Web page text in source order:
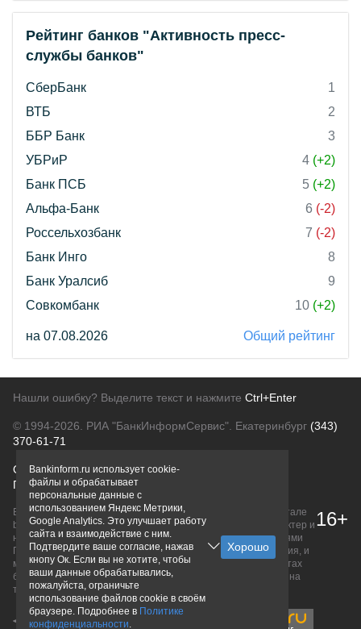
Рейтинг банков "Активность пресс-
службы банков"
СберБанк
1
ВТБ
2
ББР Банк
3
УБРиР
4 (+2)
Банк ПСБ
5 (+2)
Альфа-Банк
6 (-2)
Россельхозбанк
7 (-2)
Банк Инго
8
Банк Уралсиб
9
Совкомбанк
10 (+2)
на 07.08.2026 Общий рейтинг
Нашли ошибку? Выделите текст и нажмите Ctrl+Enter
© 1994-2026. РИА "БанкИнформСервис". Екатеринбург (343)
370-61-71
О проектеПолитика конфиденциальности
Правовая информацияДля рекламодателей
Вся информация о продуктах банков, размещенная на портале
bankinform.ru, носит исключительно ознакомительный характер и
не является публичной офертой, определяемой положениями
ГК РФ. Информация не содержит точного и полного описания, и
может быть изменена. Конечные условия уточняйте на сайтах
банков или при личном обращении. Исключительное право на
товарные знаки принадлежит их правообладателям.
16+
Bankinform.ru использует cookie-
файлы и обрабатывает
персональные данные с
использованием Яндекс Метрики,
Google Analytics. Это улучшает работу
сайта и взаимодействие с ним.
Подтвердите ваше согласие, нажав
кнопу Ок. Если вы не хотите, чтобы
ваши данные обрабатывались,
пожалуйста, ограничьте
использование файлов cookie в своём
браузере. Подробнее в Политике
конфиденциальности.